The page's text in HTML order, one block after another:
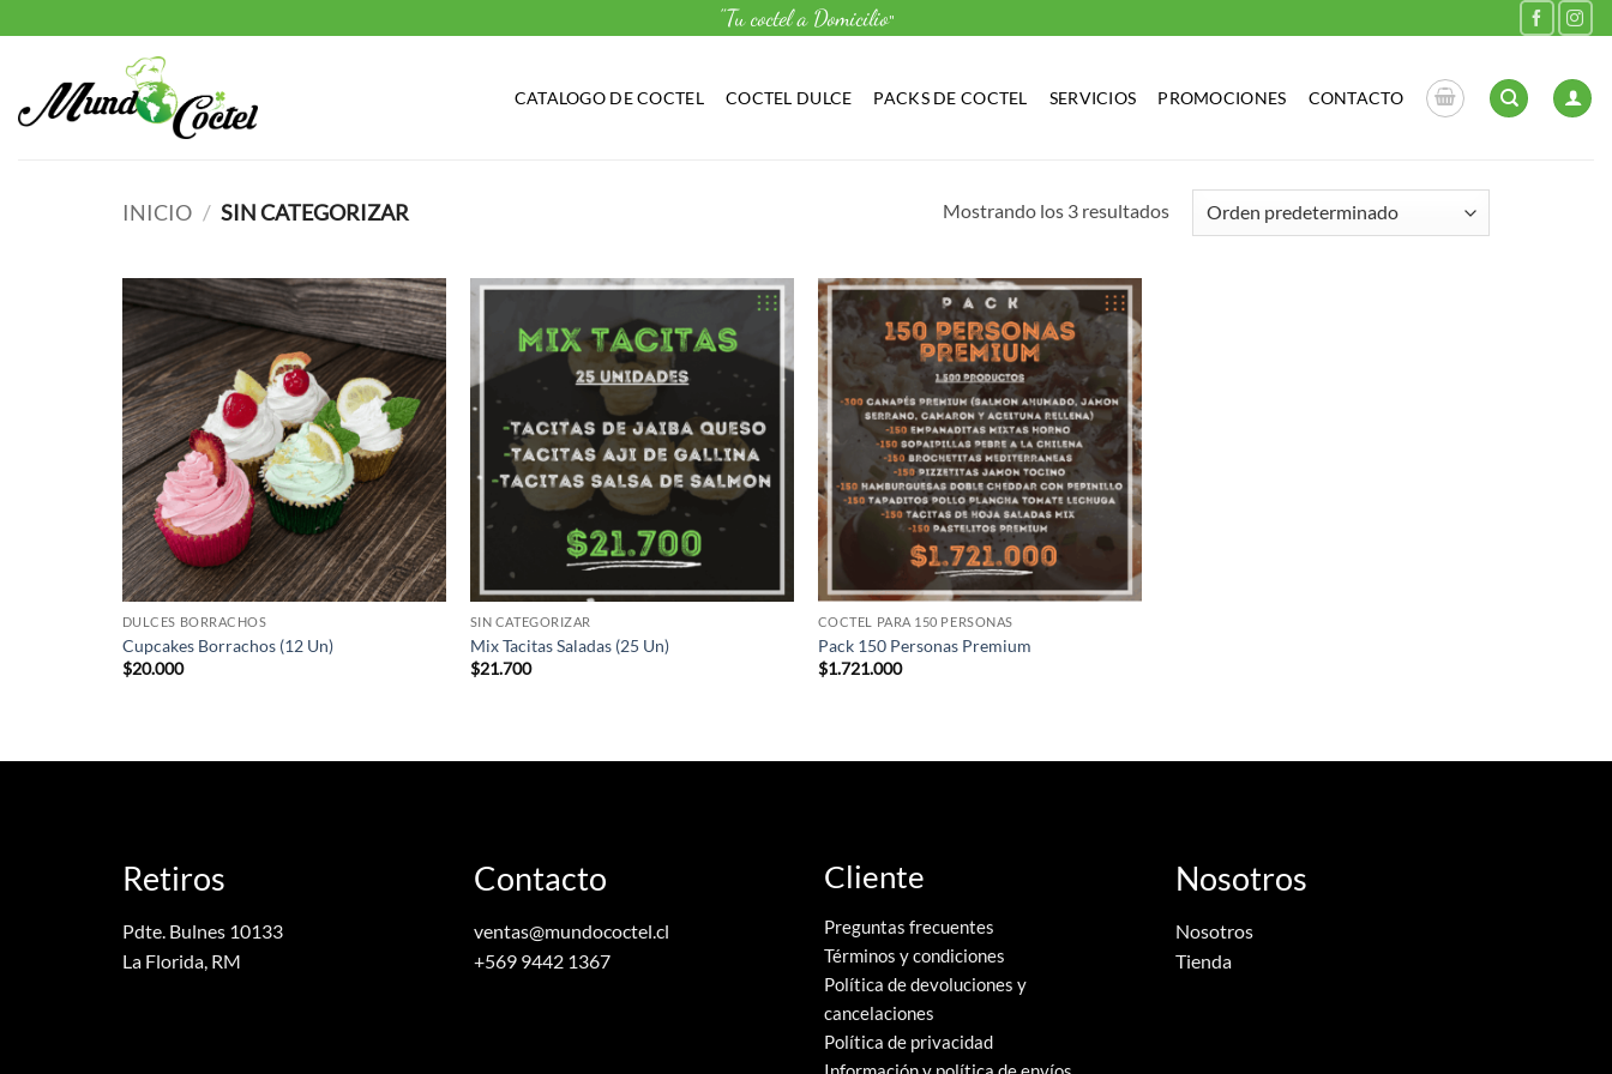
al
"Tu coctel a Domicilio"
CATALOGO DE COCTEL COCTEL DULCE PACKS DE COCTEL SERVICIOS PROMOCIONES CONTACTO
INICIO / SIN CATEGORIZAR Mostrando los 3 resultados
DULCES BORRACHOS
Cupcakes Borrachos (12 Un)
$20.000
SIN CATEGORIZAR
Mix Tacitas Saladas (25 Un)
$21.700
COCTEL PARA 150 PERSONAS
Pack 150 Personas Premium
$1.721.000
Retiros
Pdte. Bulnes 10133
La Florida, RM
Contacto
ventas@mundococtel.cl
+569 9442 1367
Cliente
Preguntas frecuentes
Términos y condiciones
Política de devoluciones y
cancelaciones
Política de privacidad
Nosotros
Nosotros
Tienda